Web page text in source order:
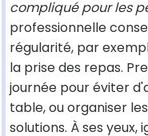
compliqué pour les
professionnelle
régularité, par
la prise des repas.
journée pour éviter
table, ou organiser
solutions. À ses yeux,